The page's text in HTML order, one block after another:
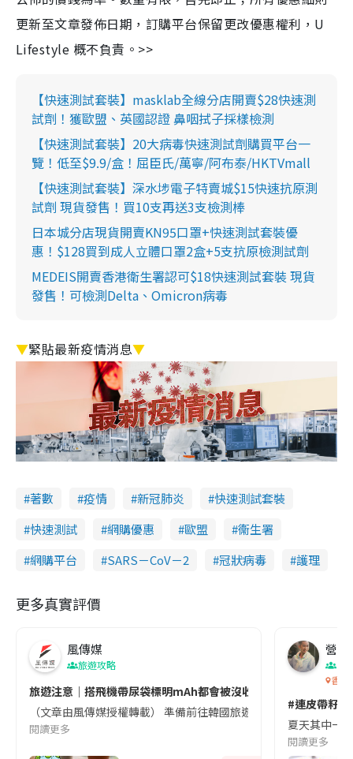
更新至文章發佈日期，訂購平台保留更改優惠權利，U
Lifestyle 概不負責。>>
【快速測試套裝】masklab全線分店開賣$28快速測
試劑！獲歐盟、英國認證 鼻咽拭子採樣檢測
【快速測試套裝】20大病毒快速測試劑購買平台一
覽！低至$9.9/盒！屈臣氏/萬寧/阿布泰/HKTVmall
【快速測試套裝】深水埗電子特賣城$15快速抗原測
試劑 現貨發售！買10支再送3支檢測棒
日本城分店現貨開賣KN95口罩+快速測試套裝優
惠！$128買到成人立體口罩2盒+5支抗原檢測試劑
MEDEIS開賣香港衛生署認可$18快速測試套裝 現貨
發售！可檢測Delta、Omicron病毒
▼緊貼最新疫情消息▼
著數 疫情 新冠肺炎
快速測試套裝
快速測試
網購優惠 歐盟
衞生署
網購平台
SARS－CoV－2 冠狀病毒 護理
更多真實評價
風傳媒
旅遊攻略
旅遊注意｜搭飛機帶尿袋標明mAh都會被沒收😱出發前切記檢查
（文章由風傳媒授權轉載） 準備前往韓國旅遊的民眾，近期要
閱讀更多
營養
香港
#連皮帶籽
夏天其中一
閱讀更多